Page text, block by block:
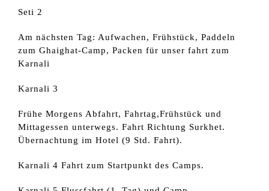
Seti 2
Am nächsten Tag: Aufwachen, Frühstück, Paddeln
zum Ghaighat-Camp, Packen für unser fahrt zum
Karnali
Karnali 3
Frühe Morgens Abfahrt, Fahrtag,Frühstück und
Mittagessen unterwegs. Fahrt Richtung Surkhet.
Übernachtung im Hotel (9 Std. Fahrt).
Karnali 4 Fahrt zum Startpunkt des Camps.